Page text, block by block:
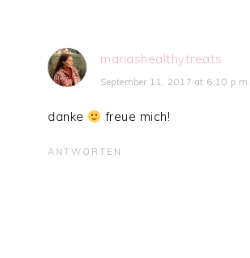
mariashealthytreats
September 11, 2017 at 6:10 p.m.
danke freue mich!
ANTWORTEN